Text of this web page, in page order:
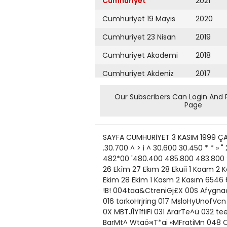
Cumhuriyet 19 Mayıs
Cumhuriyet 23 Nisan
Cumhuriyet Akademi
Cumhuriyet Akdeniz
Cumhuriyet Alışveriş
Cumhuriyet Ankara
Cumhuriyet Büyük
Taaruz
Cumhuriyet
Cumartesi
Cumhuriyet Çevre
2020
2019
2018
2017
2016
2015
2013
2012
2011
2010
2009
Our Subscribers Can Login And
Page
SAYFA CUMHURİYET 3 KASIM 1999 ÇARŞAMBA 12 U i J V t J l ı UİTJ.J. / ekonomi(« cumhuriyet.com.tr Cumhuriyet Altını <b. 31.200 3L200 .30.700 ^ > i ^ 30.600 30.450 * * » " 26 Bom 26 Ekim 27 EWm 28 Bom 1 Kassn 2 Kaam D o l a r (serbest pıyasa satış) 479.000 476.700 482*00 '480.400 485.800 483.800 2SEMm25Ekim27E«m28EMm1 Kasım2Kasm (serbest piyasa satış) 260.500 261.200 259.300 25 Eltiro 26 Ekîm 27 Ekım 28 Ekuiî 1 Kaam 2 Kasan Gecelik ^ " L>ıteK*LJ*!B *ıl_J" 70 70 70 Oflepo faizler 70 (%) 74 t~mnmZİ 25 EMm 26 Ekim 27 Ekim 28 Ekim 1 Kasm 2 Kasım 6546 65106556 6535 6542 25EkJm26Ekm27Ekim28Ekm1 Kasjm2Kasnn BORSA »SStSMt* ' 0C2 £ carâ ^j^zt !B! 004taa&CtreniGj£X 00S AfygnaöeÜK) 00e.TarjİG<a OCIMTdai 006 « m Bfcaa CIOMIRnB OUtapta 012AeılpkOolaım C'3»ra. 014 «rJsBlttt 016 tarkoHrjring 017 MsloHyUnofVcn 019 AJcattTffets ISNta-Jtıı 024 AnafcfcCant 025 i r a * » S r a * 026 AretiuSgorta 328 AratTtnl Bl NnA 0X MBTJÎYîfliFi 031 ArarTe^ü 032 teetea" G33 V a t t ı BUZU MtoKra BfaMgfl . B7«MiUlkt 01 MH|i nL urt. CÛ3 4yu22 W bm * W BjıVrtja 042 BarMt^ Wtaö»ıT*ai «MFratiMn 048 OTS3 050 &rofsYapEhi 051 ftıüsr. «2 BoruanVam 053 a» Çmrtı 055 ajnerarg *atOn. SfhpB 058 Orol BOBhıla. OtûÇÂHİtt 061 CBİTASÇdilfekn {£4ÇsttHMSnS 065 unbsbt 966 (JWto • Mwl063 Dernroart Jl'toirt""' 372DŞHH Î76 DBasssDötaiT 71 BMiHHfel OTBMaş aEtocfaşfjOr 81&açta>b; RJEacMşiSnı B4shtai OSEgtBnott 067 Ş • İUM fflllîMTt 092EgeSeran* 083 EGSY«.OFL SSfakBMt •UBhUi 87 E * "SSBorjSsr, 130 EfuflsBÎaaK 1f Ere#Dtr»Ç* 1C2 Şbst Hl &£"!*•» CFMRH • rwM IRFmıl** IIIFnttMM. m T.smntBanıas IHGente HltMMtıL m») (1. SEANS) Önceki tim S6C0 :.'C0 •Eİ53 1250 mm 4İO0 3JO0 750 l « 4253 15J500 1İ75 "703 92J3O0 1325 1230 '-JOC 2Ci3X tjEOO orjoo 1260 2SJ0C İM 1350 SJOO 1050 6j0C 11751 1L2S* 2250 63» '5J300 11500 İ B ıa1.» 1Z7S 2751 48000 1179 22J00 51J300 EH 2.75U B B 3,150 M6 •gx ıım1730 5290 '4800 1730 380 4B t « 1730 İ B 7.1» 6.JO3 IB 67J300 7100 15250 İ H İH 1075 '6250 7B 2.00C MB 125C 5» 'İ5C 1 2J0C 1 B 5300 1 » 1 * 2450 IB • 16.300 2.900 iıs •J50 20250 İOOO 7« 3750 179 105O3 11750 •.IX S20C 1.E5 K.» 1.» 1,19 ıa 179 420C 1 » 52K 5.4CE IJB l « 'İJİD 1.9 US 1650 2300 11251 123 hasr.lBe- 72X 129 hBfim 1675 130 HasHrjfcıg ıa."5C 131 l f c l W 1.111 132 Nsrra ' 3,903 « 5 I İ 3 r t » Ç 33CİC 136T|BMaalC< 3.903 U7T|BntaKuucu391.{)OCJ]00 13E l 4 t o F w r 18.750 138 kVatnOrfltt'j 140 ioırDBnrÇe* 141ta» 144 Kac •47«er«ra5aoaSa-. 148 «f* 14 lcfcMMI)! ttUinallkaSa* ISllaHMl ISKanaîmnlB 153 Kordsa 154 Kntaks 155 Kadcrnr'Aâ\lHl 156 KardErnr^Gnfaı 157 Kafüsrrff 156 KrsSaHoa 1S9 KarsıTeks» 160 KuBtMforMeo 1 6 i L * s R a * 1{2 UanmRsttnfnâ 163 *taneT*r -